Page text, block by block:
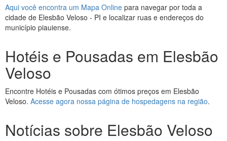
Aqui você encontra um Mapa Online para navegar por toda a
cidade de Elesbão Veloso - PI e localizar ruas e endereços do
município piauiense.
Hotéis e Pousadas em Elesbão
Veloso
Encontre Hotéis e Pousadas com ótimos preços em Elesbão
Veloso. Acesse agora nossa página de hospedagens na região.
Notícias sobre Elesbão Veloso